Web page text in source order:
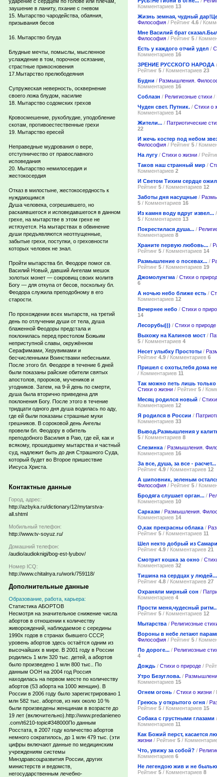
заушение в ланиту, пхание с гневом
15. Мытарство чародейства, обаяния,
призывания бесов
16. Мытарство блуда
Блудные мечты, помыслы, мысленное
услаждение в том, порочное осязание,
страстные прикосновения
17.Мытарство прелюбодеяния
Супружеская неверность, осквернение
своего ложа блудом, насилие
18. Мытарство содомских грехов
Кровосмешение, рукоблудие, уподобление
скотам, противоестественные грехи
19. Мытарство ересей
Неправедные мудрования о вере,
отступничество от православного
исповедания
20. Мытарство немилосердия и
жестокосердия
Отказ в милостыне, жестокосердность к
нуждающимся
Душа человека, согрешившего, но
раскаявшегося и исповедавшегося в данном
грехе, на мытарстве в этом грехе не
истязуется. На мытарствах в обвинение
души предъявляются неотпущенные,
забытые грехи, поступки, о греховности
которых человек не знал.
Пройти мытарства бл. Феодоре помог св.
Василий Новый, давший Ангелам мешок
золотых монет — сокровищ своих молитв
Богу — для откупа от бесов, поскольку бл.
Феодора служила преподобному в его
старости.
По прохождении всех мытарств, на третий
день по отлучении души от тела, душа
блаженной Феодоры предстала и
поклонилась перед престолом Божьим
неприступной славы, окружённом
Серафимами, Херувимами и
бесчисленными Воинствами небесными.
После этого бл. Феодоре в течение 6 дней
были показаны райские обители святых
апостолов, пророков, мучеников и
угодников. Затем, на 9-й день по смерти,
душа была вторично приведена для
поклонения Богу. После этого в течение
тридцати одного дня душа водилась по аду,
где ей были показаны страшные муки
грешников. В сороковой день Ангелы
провели бл. Феодору в обитель
преподобного Василия в Раю, где ей, как и
всякому, прошедшему мытарства и частный
суд, надлежит быть до дня Страшного Суда,
который будет во Второе пришествие
Иисуса Христа.
Контактные данные
Город, адрес:
http://azbyka.ru/dictionary/12/mytarstva-
all.shtml
Мобильный телефон:
http://www.tv-soyuz.ru/
Домашний телефон:
/audio/audioknigi/bog-est-lyubov/
Номер ICQ:
http://www.chitalnya.ru/work/759118/
Дополнительные данные
Образование, работа, карьера:
Статистика АБОРТОВ
Несмотря на значительное снижение числа
абортов в отношении к количеству
живорождений, наблюдаемое с середины
1990х годов в странах бывшего СССР,
уровень абортов здесь остаётся одним из
высочайших в мире. В 2001 году в России
родились 1 млн 320 тыс. детей, а абортов
было произведено 1 млн 800 тыс.. По
данным ООН на 2004 год Россия
находилась на первом месте по количеству
абортов (53 аборта на 1000 женщин). В
России в 2006 году было зарегистрировано 1
млн 582 тыс. абортов, из них около 10 %
были произведены женщинам в возрасте до
19 лет (включительно).http://www.predanieneo
.com/t6210-topic#348000По данным
Росстата, в 2007 году количество абортов
немного сократилось, до 1 млн 479 тыс. (эти
цифры включают данные по медицинским
учреждениям системы
Минздравсоцразвития России, других
министерств и ведомств,
негосударственным лечебно-
Комментариев 13
Жизнь земная, чудный
Философия / Рейтинг 4.6 /
Мне Василий брат
Философия / Рейтинг 5 /
Есть у каждого отчий удел /
Комментариев 16
ЗРЕНИЕ РУССКОГО НАРОДА
Рейтинг 5 / Комментариев 23
Будни / Размышления.
Комментариев 16
Соблазн / Религиозные стихи /
Чуден свет. Путник. / Стихи о
Комментариев 14
Жители... / Патриотические
22
И жечь костер под небом
Философия / Рейтинг 5 /
На лугу / Стихи о жизни /
Таков наш странный мир /
Комментариев 2
И Светом Тихим сердце
Рейтинг 5 / Комментариев 12
Заботы дня насущные /
5 / Комментариев 16
Из камня воду вдруг извел...
5 / Комментариев 13
Покрестилася душа... /
Комментариев 8
Храните первую любовь... /
Рейтинг 5 / Комментариев 14
Размышление о посевах... /
Рейтинг 5 / Комментариев 19
Джомолунгма / Стихи о
6
А ночью небо ближе есть /
Комментариев 12
Вечернее небо / Стихи о
14
Лесорубы))) / Стихи о природе
Выхожу на Калинов мост /
5 / Комментариев 4
Несет улыбку Простоты /
Рейтинг 4.9 / Комментариев 6
Пришел с охоты,тебя дома
/ Комментариев 11
Так можно петь лишь
Стихи о жизни / Рейтинг 5 /
Месяц родился новый /
Комментариев 12
Я родился в России /
Комментариев 33
Вывод.Размышления у
5 / Комментариев 8
Слезинка / Размышления.
Комментариев 16
За все, душа, за все - расчет...
Рейтинг 4.9 / Комментариев 12
А шиповник, зеленым
Философия / Рейтинг 5 /
Бродяга слушает орган... /
Комментариев 10
Сарказм / Размышления.
Комментариев 14
О,как прекрасны облака /
Рейтинг 5 / Комментариев 11
Шел некто добрый из
Рейтинг 4.9 / Комментариев 21
Смотрит кошка за окно /
Комментариев 32
Тишина на сердцах у людей...
Рейтинг 4.8 / Комментариев 27
Охраняли мирный сон /
Комментариев 4
Прости меня,чудесный
Рейтинг 5 / Комментариев 12
Мытарства / Религиозные
Вороны в небе летают
Философия / Рейтинг 5 /
По дороге... / Религиозные
4
Дождь / Стихи о природе /
Утро Безуглова. /
Комментариев 15
Огнем огонь / Стихи о жизни /
Греюсь у открытого огня /
Рейтинг 5 / Комментариев 15
Собака с грустными глазами
Комментариев 11
Как Божий перст, касается
жизни / Рейтинг 5 /
Что, увижу за собой? /
Комментариев 6
Не легендою жив и не
Рейтинг 5 / Комментариев 8